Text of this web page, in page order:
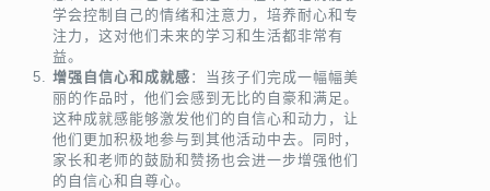
学会控制自己的情绪和注意力，培养耐心和专
注力，这对他们未来的学习和生活都非常有
益。
增强自信心和成就感 ：当孩子们完成一幅幅美
丽的作品时，他们会感到无比的自豪和满足。
这种成就感能够激发他们的自信心和动力，让
他们更加积极地参与到其他活动中去。同时，
家长和老师的鼓励和赞扬也会进一步增强他们
的自信心和自尊心。